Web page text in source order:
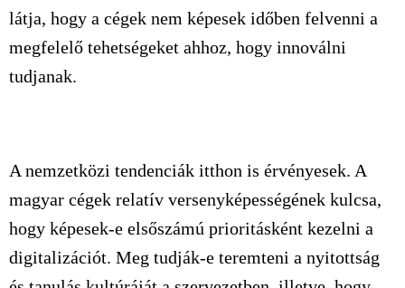
látja, hogy a cégek nem képesek időben felvenni a
megfelelő tehetségeket ahhoz, hogy innoválni
tudjanak.
A nemzetközi tendenciák itthon is érvényesek. A
magyar cégek relatív versenyképességének kulcsa,
hogy képesek-e elsőszámú prioritásként kezelni a
digitalizációt. Meg tudják-e teremteni a nyitottság